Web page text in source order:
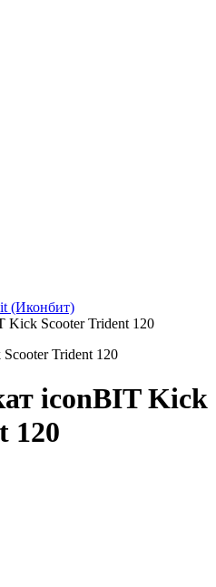
(Иконбит)
Kick Scooter Trident 120
Trident 120
iconBIT Kick
120